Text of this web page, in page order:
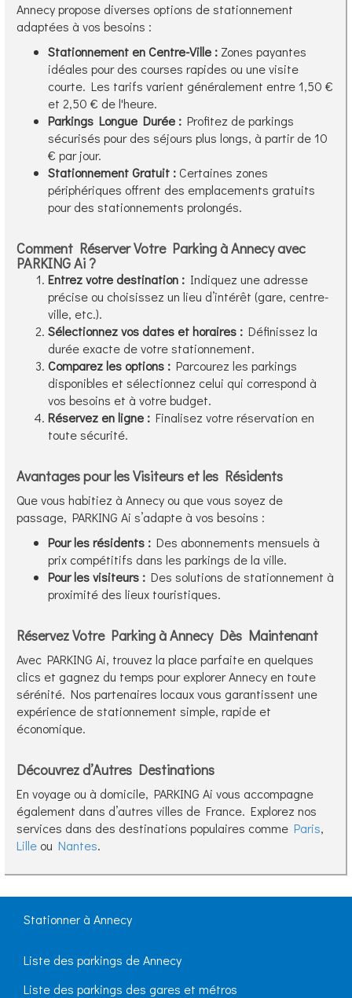
Annecy propose diverses options de stationnement
adaptées à vos besoins :
Stationnement en Centre-Ville : Zones payantes
idéales pour des courses rapides ou une visite
courte. Les tarifs varient généralement entre 1,50 €
et 2,50 € de l'heure.
Parkings Longue Durée : Profitez de parkings
sécurisés pour des séjours plus longs, à partir de 10
€ par jour.
Stationnement Gratuit :Certaines zones
périphériques offrent des emplacements gratuits
pour des stationnements prolongés.
Comment Réserver Votre Parking à Annecy avec
PARKING Ai ?
Entrez votre destination : Indiquez une adresse
précise ou choisissez un lieu d’intérêt (gare, centre-
ville, etc.).
Sélectionnez vos dates et horaires : Définissez la
durée exacte de votre stationnement.
Comparez les options : Parcourez les parkings
disponibles et sélectionnez celui qui correspond à
vos besoins et à votre budget.
Réservez en ligne : Finalisez votre réservation en
toute sécurité.
Avantages pour les Visiteurs et les Résidents
Que vous habitiez à Annecy ou que vous soyez de
passage, PARKING Ai s’adapte à vos besoins :
Pour les résidents : Des abonnements mensuels à
prix compétitifs dans les parkings de la ville.
Pour les visiteurs : Des solutions de stationnement à
proximité des lieux touristiques.
Réservez Votre Parking à Annecy Dès Maintenant
Avec PARKING Ai, trouvez la place parfaite en quelques
clics et gagnez du temps pour explorer Annecy en toute
sérénité. Nos partenaires locaux vous garantissent une
expérience de stationnement simple, rapide et
économique.
Découvrez d’Autres Destinations
En voyage ou à domicile, PARKING Ai vous accompagne
également dans d’autres villes de France. Explorez nos
services dans des destinations populaires comme Paris,
Lille ou Nantes.
Stationner à Annecy
Liste des parkings de Annecy
Liste des parkings des gares et métros